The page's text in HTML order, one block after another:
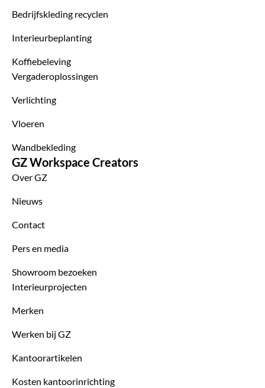
Bedrijfskleding recyclen
Interieurbeplanting
Koffiebeleving
Vergaderoplossingen
Verlichting
Vloeren
Wandbekleding
GZ Workspace Creators
Over GZ
Nieuws
Contact
Pers en media
Showroom bezoeken
Interieurprojecten
Merken
Werken bij GZ
Kantoorartikelen
Kosten kantoorinrichting